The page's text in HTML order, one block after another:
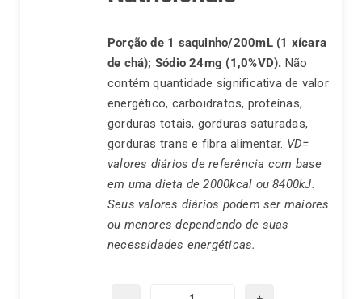
Porção de 1 saquinho/200mL (1 xícara
de chá); Sódio 24mg (1,0%VD).
contém quantidade significativa de valor
energético, carboidratos, proteínas,
gorduras totais, gorduras saturadas,
gorduras trans e fibra alimentar. VD=
valores diários de referência com base
em uma dieta de 2000kcal ou 8400kJ.
Seus valores diários podem ser maiores
ou menores dependendo de suas
necessidades energéticas.